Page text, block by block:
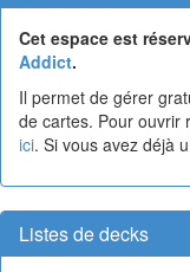
Cet espace est
Addict.
Il permet de gérer
de cartes. Pour ouvrir
ici. Si vous avez déjà
Listes de decks